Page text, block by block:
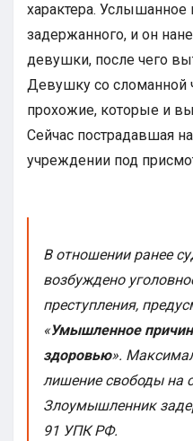
характера.
задержанного, и он
девушки, после чего
Девушку со сломанной
прохожие, которые и
Сейчас пострадавшая
учреждении под
В отношении ранее
возбуждено
преступления,
«Умышленное
здоровью».
лишение свободы на
Злоумышленник
91 УПК РФ.